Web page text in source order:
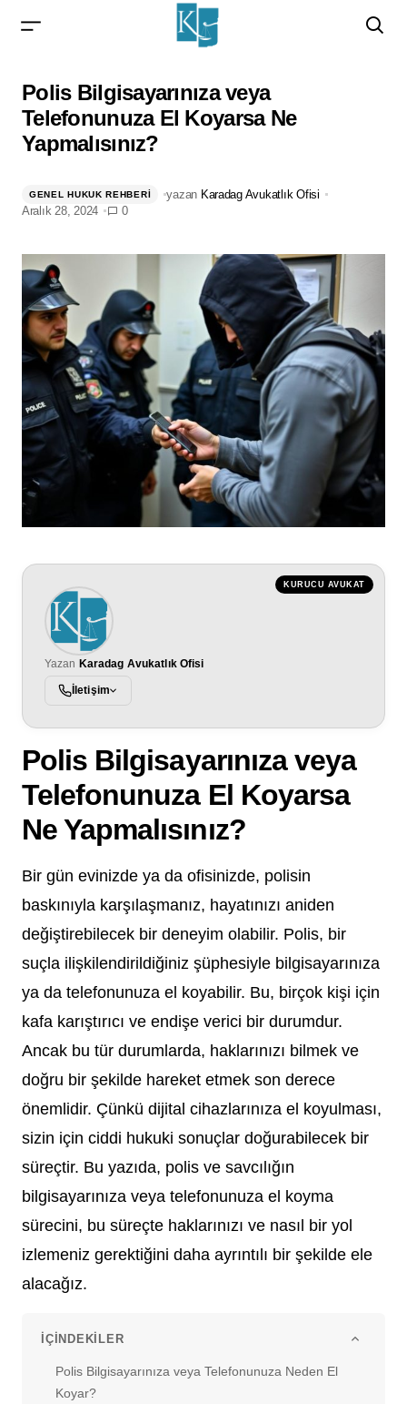
Koyarsa Ne Yapmalısınız?
Polis Bilgisayarınıza veya
Telefonunuza El Koyarsa Ne
Yapmalısınız?
GENEL HUKUK REHBERI yazan Karadag Avukatlık Ofisi
Aralık 28, 2024
0
KURUCU AVUKAT
Yazan Karadag Avukatlık Ofisi
İletişim
Polis Bilgisayarınıza veya
Telefonunuza El Koyarsa
Ne Yapmalısınız?
Bir gün evinizde ya da ofisinizde, polisin
baskınıyla karşılaşmanız, hayatınızı aniden
değiştirebilecek bir deneyim olabilir. Polis, bir
suçla ilişkilendirildiğiniz şüphesiyle bilgisayarınıza
ya da telefonunuza el koyabilir. Bu, birçok kişi için
kafa karıştırıcı ve endişe verici bir durumdur.
Ancak bu tür durumlarda, haklarınızı bilmek ve
doğru bir şekilde hareket etmek son derece
önemlidir. Çünkü dijital cihazlarınıza el koyulması,
sizin için ciddi hukuki sonuçlar doğurabilecek bir
süreçtir. Bu yazıda, polis ve savcılığın
bilgisayarınıza veya telefonunuza el koyma
sürecini, bu süreçte haklarınızı ve nasıl bir yol
izlemeniz gerektiğini daha ayrıntılı bir şekilde ele
alacağız.
İÇINDEKILER
Polis Bilgisayarınıza veya Telefonunuza Neden El
Koyar?